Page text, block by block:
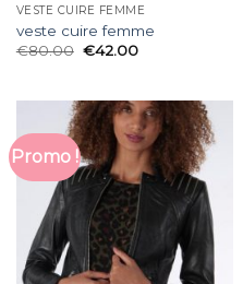
VESTE CUIRE FEMME
veste cuire femme
€80.00 €42.00
Promo !